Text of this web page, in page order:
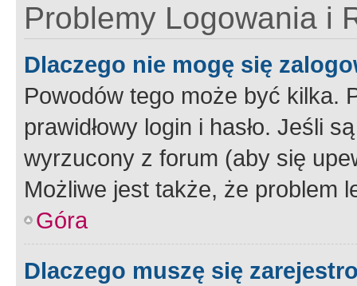
Problemy Logowania i
Dlaczego nie mogę się
Powodów tego może być kilka.
prawidłowy login i hasło. Jeśli
wyrzucony z forum (aby się
Możliwe jest także, że problem
Góra
Dlaczego muszę się